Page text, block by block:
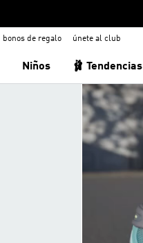
bonos de regalo únete al club
Niños 🩰 Tendencias